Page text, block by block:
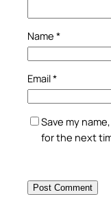
Name *
Email*
Save my
for the next